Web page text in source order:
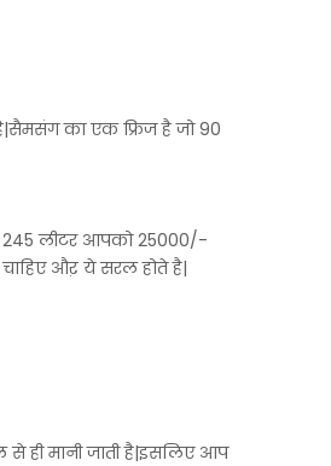
का एक फ्रिज है जो 90
245 लीटर आपको 25000/-
औऱ ये सरल होते है|
से ही मानी जाती है|इसलिए आप